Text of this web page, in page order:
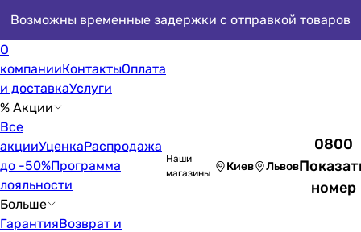
Возможны временные задержки с отправкой товаров
О
компанииКонтактыОплата
и доставкаУслуги
% Акции
Все
акцииУценкаРаспродажа
до -50%Программа
лояльности
Больше
ГарантияВозврат и
Наши
магазины
Киев Львов
0800
номер